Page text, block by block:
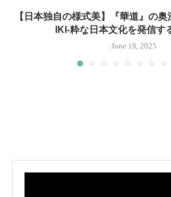
【日本独自の様式美】『華道』の
IKI-粋な日本文化を発信す
June 18, 2025